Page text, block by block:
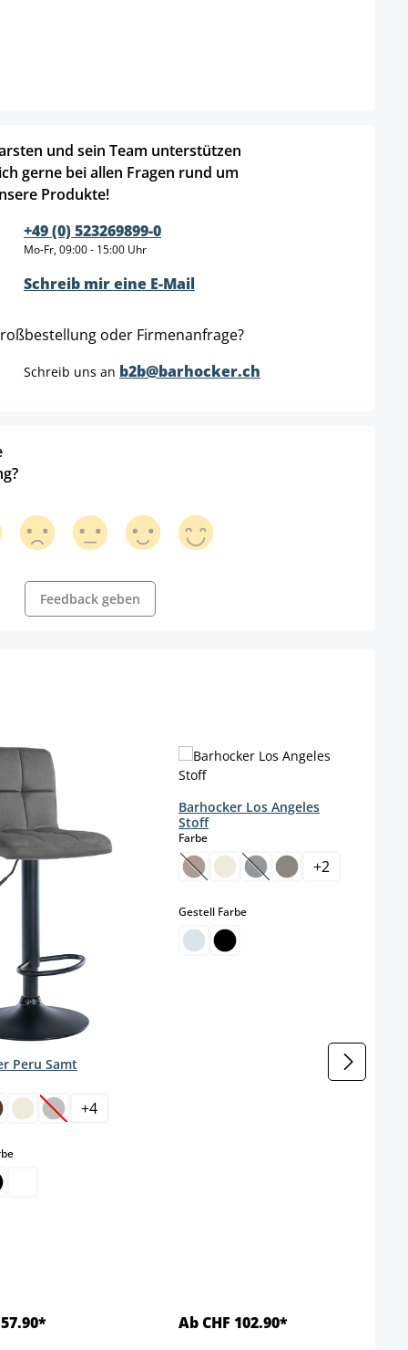
und sein Team unterstützen
gerne bei allen Fragen rund um
Produkte!
+49 (0) 523269899-0
Mo-Fr, 09:00 - 15:00 Uhr
Schreib mir eine E-Mail
oder Firmenanfrage?
Schreib uns an b2b@barhocker.ch
Feedback geben
Peru Samt
(Diese Option ist zurzeit nicht verfügbar.)
+4
auswählen
Barhocker Los Angeles
Stoff
Farbeauswählen
(Diese Option ist zurzeit nicht
(Diese Option ist zurzeit
+2
Gestell Farbeauswählen
Ab CHF 102.90*